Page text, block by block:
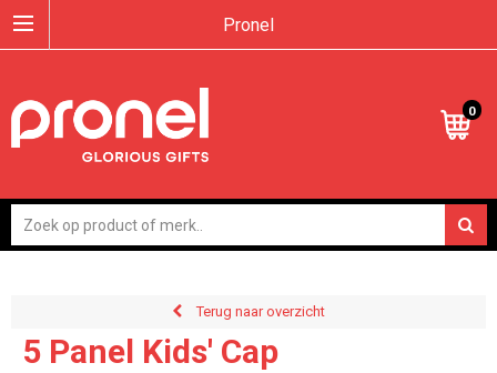
Pronel
0
Terug naar overzicht
5 Panel Kids' Cap